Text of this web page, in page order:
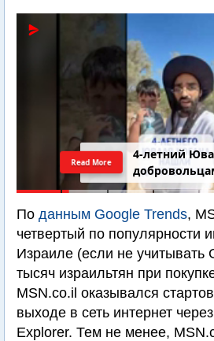
4-летний
Read More
По данным Google Trends,
четвертый по популярности
Израиле (если не учитывать
тысяч израильтян при
MSN.co.il оказывался
выходе в сеть интернет
Explorer. Тем не менее,